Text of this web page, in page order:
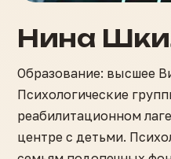
Нина
Образование: высшее
Психологические
реабилитационном
центре с детьми.